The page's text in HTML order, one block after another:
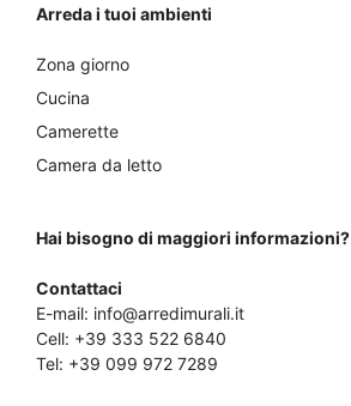
Arreda i tuoi ambienti
Zona giorno
Cucina
Camerette
Camera da letto
Hai bisogno di maggiori informazioni?
Contattaci
E-mail: info@arredimurali.it
Cell: +39 333 522 6840
Tel: +39 099 972 7289